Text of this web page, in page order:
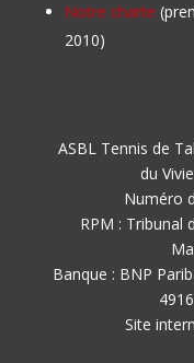
Notre charte
2010)
ASBL Tennis de
du
Numéro
RPM : Tribunal
Banque : BNP
Site